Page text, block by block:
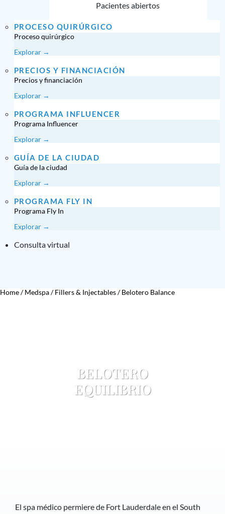
Pacientes abiertos
PROCESO QUIRÚRGICO
Proceso quirúrgico
Explorar →
PRECIOS Y FINANCIACIÓN
Precios y financiación
Explorar →
PROGRAMA INFLUENCER
Programa Influencer
Explorar →
GUÍA DE LA CIUDAD
Guía de la ciudad
Explorar →
PROGRAMA FLY IN
Programa Fly In
Explorar →
Consulta virtual
Home/Medspa/Fillers & Injectables/Belotero Balance
BELOTERO
EQUILIBRIO
El spa médico permiere de Fort Lauderdale en el South